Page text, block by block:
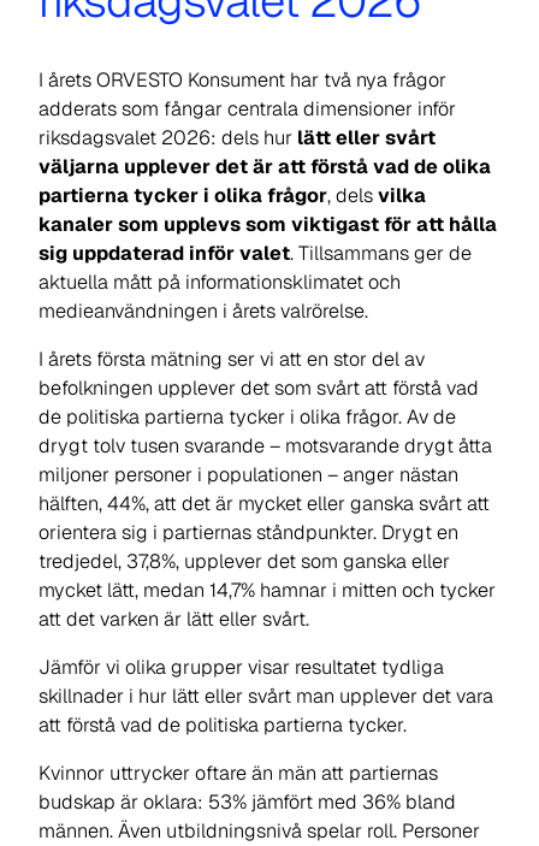
I årets ORVESTO Konsument har två nya frågor
adderats som fångar centrala dimensioner inför
riksdagsvalet 2026: dels hur lätt eller svårt
väljarna upplever det är att förstå vad de olika
partierna tycker i olika frågor, delsvilka
kanaler som upplevs som viktigast för att hålla
sig uppdaterad inför valet. Tillsammans ger de
aktuella mått på informationsklimatet och
medieanvändningen i årets valrörelse.
I årets första mätning ser vi att en stor del av
befolkningen upplever det som svårt att förstå vad
de politiska partierna tycker i olika frågor. Av de
drygt tolv tusen svarande – motsvarande drygt åtta
miljoner personer i populationen – anger nästan
hälften, 44%, att det är mycketellerganska svårtatt
orientera sig i partiernas ståndpunkter. Drygt en
tredjedel, 37,8%, upplever det som ganskaeller
mycket lätt, medan 14,7% hamnar i mitten och tycker
att det varken är lätt eller svårt.
Jämför vi olika grupper visar resultatet tydliga
skillnader i hur lätt eller svårt man upplever det vara
att förstå vad de politiska partierna tycker.
Kvinnor uttrycker oftare än män att partiernas
budskap är oklara: 53% jämfört med 36% bland
männen. Även utbildningsnivå spelar roll. Personer